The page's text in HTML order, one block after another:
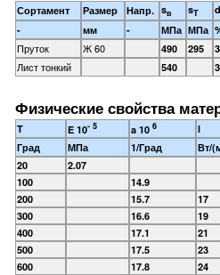
Сортамент Размер Напр. sв sT d
-
мм - МПа МПа
Пруток Ж 60 490 295
Лист тонкий 540
Физические свойства
T E 10- 5 a 10 6 l
Град
МПа 1/Град Вт/
20
2.07
100
14.9
200
15.7
17
300
16.6
19
400
17.1
21
500
17.5
23
600
17.8 24